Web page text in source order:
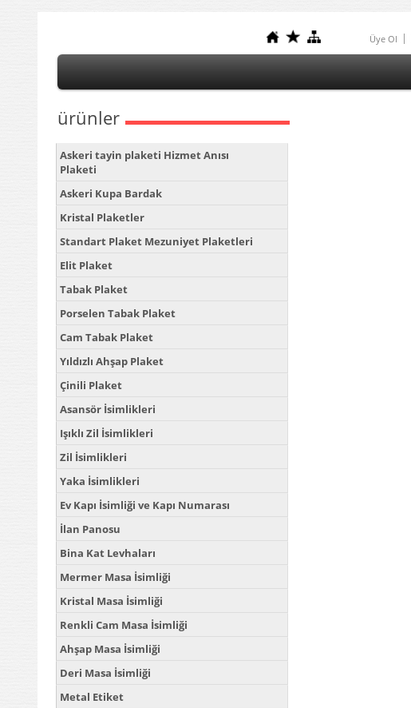
Üye Ol
ürünler
Askeri tayin plaketi Hizmet Anısı
Plaketi
Askeri Kupa Bardak
Kristal Plaketler
Standart Plaket Mezuniyet Plaketleri
Elit Plaket
Tabak Plaket
Porselen Tabak Plaket
Cam Tabak Plaket
Yıldızlı Ahşap Plaket
Çinili Plaket
Asansör İsimlikleri
Işıklı Zil İsimlikleri
Zil İsimlikleri
Yaka İsimlikleri
Ev Kapı İsimliği ve Kapı Numarası
İlan Panosu
Bina Kat Levhaları
Mermer Masa İsimliği
Kristal Masa İsimliği
Renkli Cam Masa İsimliği
Ahşap Masa İsimliği
Deri Masa İsimliği
Metal Etiket